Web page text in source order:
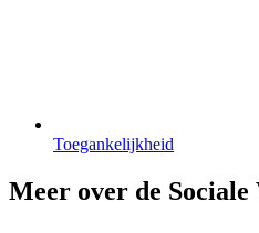
Toegankelijkheid
Meer over de